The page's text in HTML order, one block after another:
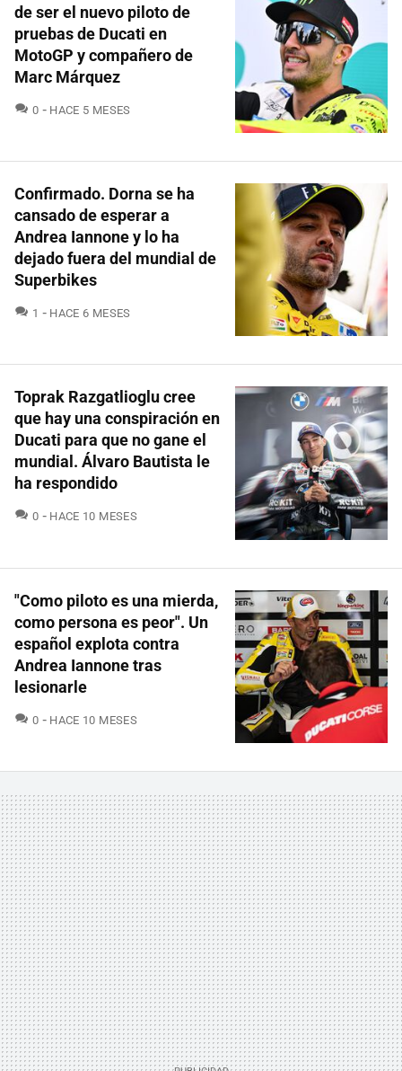
de ser el nuevo piloto de
pruebas de Ducati en
MotoGP y compañero de
Marc Márquez
0 COMENTARIOS
HACE 5 MESES
Confirmado. Dorna se ha
cansado de esperar a
Andrea Iannone y lo ha
dejado fuera del mundial de
Superbikes
1 COMENTARIOS
HACE 6 MESES
Toprak Razgatlioglu cree
que hay una conspiración en
Ducati para que no gane el
mundial. Álvaro Bautista le
ha respondido
0 COMENTARIOS
HACE 10 MESES
"Como piloto es una mierda,
como persona es peor". Un
español explota contra
Andrea Iannone tras
lesionarle
0 COMENTARIOS
HACE 10 MESES